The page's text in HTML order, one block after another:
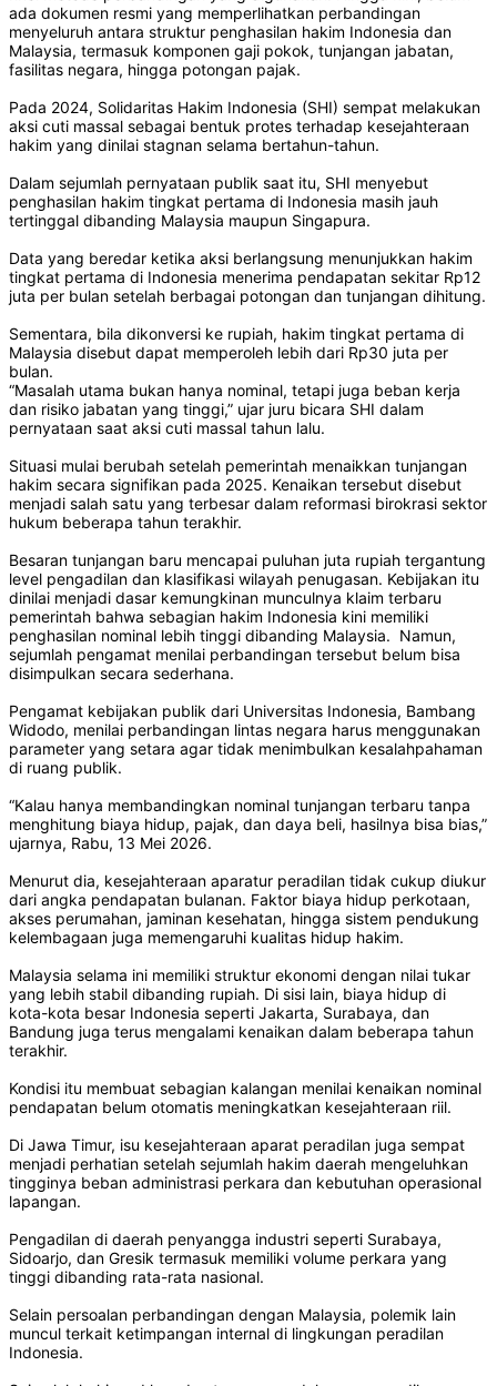
ada dokumen resmi yang memperlihatkan perbandingan
menyeluruh antara struktur penghasilan hakim Indonesia dan
Malaysia, termasuk komponen gaji pokok, tunjangan jabatan,
fasilitas negara, hingga potongan pajak.
Pada 2024, Solidaritas Hakim Indonesia (SHI) sempat melakukan
aksi cuti massal sebagai bentuk protes terhadap kesejahteraan
hakim yang dinilai stagnan selama bertahun-tahun.
Dalam sejumlah pernyataan publik saat itu, SHI menyebut
penghasilan hakim tingkat pertama di Indonesia masih jauh
tertinggal dibanding Malaysia maupun Singapura.
Data yang beredar ketika aksi berlangsung menunjukkan hakim
tingkat pertama di Indonesia menerima pendapatan sekitar Rp12
juta per bulan setelah berbagai potongan dan tunjangan dihitung.
Sementara, bila dikonversi ke rupiah, hakim tingkat pertama di
Malaysia disebut dapat memperoleh lebih dari Rp30 juta per
bulan.
“Masalah utama bukan hanya nominal, tetapi juga beban kerja
dan risiko jabatan yang tinggi,” ujar juru bicara SHI dalam
pernyataan saat aksi cuti massal tahun lalu.
Situasi mulai berubah setelah pemerintah menaikkan tunjangan
hakim secara signifikan pada 2025. Kenaikan tersebut disebut
menjadi salah satu yang terbesar dalam reformasi birokrasi sektor
hukum beberapa tahun terakhir.
Besaran tunjangan baru mencapai puluhan juta rupiah tergantung
level pengadilan dan klasifikasi wilayah penugasan. Kebijakan itu
dinilai menjadi dasar kemungkinan munculnya klaim terbaru
pemerintah bahwa sebagian hakim Indonesia kini memiliki
penghasilan nominal lebih tinggi dibanding Malaysia. Namun,
sejumlah pengamat menilai perbandingan tersebut belum bisa
disimpulkan secara sederhana.
Pengamat kebijakan publik dari Universitas Indonesia, Bambang
Widodo, menilai perbandingan lintas negara harus menggunakan
parameter yang setara agar tidak menimbulkan kesalahpahaman
di ruang publik.
“Kalau hanya membandingkan nominal tunjangan terbaru tanpa
menghitung biaya hidup, pajak, dan daya beli, hasilnya bisa bias,”
ujarnya, Rabu, 13 Mei 2026.
Menurut dia, kesejahteraan aparatur peradilan tidak cukup diukur
dari angka pendapatan bulanan. Faktor biaya hidup perkotaan,
akses perumahan, jaminan kesehatan, hingga sistem pendukung
kelembagaan juga memengaruhi kualitas hidup hakim.
Malaysia selama ini memiliki struktur ekonomi dengan nilai tukar
yang lebih stabil dibanding rupiah. Di sisi lain, biaya hidup di
kota-kota besar Indonesia seperti Jakarta, Surabaya, dan
Bandung juga terus mengalami kenaikan dalam beberapa tahun
terakhir.
Kondisi itu membuat sebagian kalangan menilai kenaikan nominal
pendapatan belum otomatis meningkatkan kesejahteraan riil.
Di Jawa Timur, isu kesejahteraan aparat peradilan juga sempat
menjadi perhatian setelah sejumlah hakim daerah mengeluhkan
tingginya beban administrasi perkara dan kebutuhan operasional
lapangan.
Pengadilan di daerah penyangga industri seperti Surabaya,
Sidoarjo, dan Gresik termasuk memiliki volume perkara yang
tinggi dibanding rata-rata nasional.
Selain persoalan perbandingan dengan Malaysia, polemik lain
muncul terkait ketimpangan internal di lingkungan peradilan
Indonesia.